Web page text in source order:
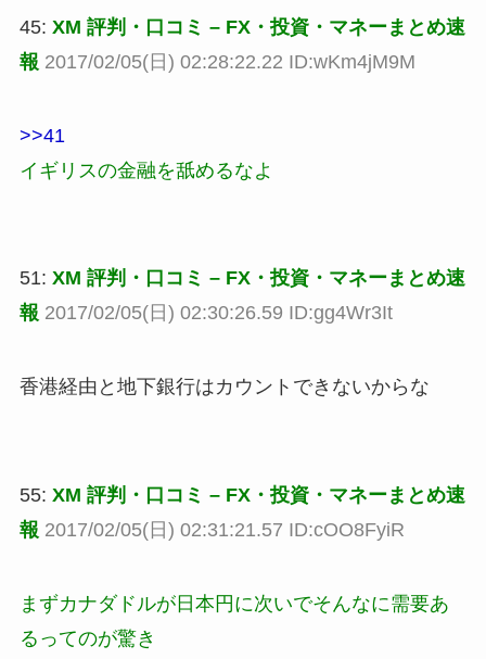
45: XM 評判・口コミ – FX・投資・マネーまとめ速
報 2017/02/05(日) 02:28:22.22 ID:wKm4jM9M
>>41
イギリスの金融を舐めるなよ
51: XM 評判・口コミ – FX・投資・マネーまとめ速
報 2017/02/05(日) 02:30:26.59 ID:gg4Wr3It
香港経由と地下銀行はカウントできないからな
55: XM 評判・口コミ – FX・投資・マネーまとめ速
報 2017/02/05(日) 02:31:21.57 ID:cOO8FyiR
まずカナダドルが日本円に次いでそんなに需要あ
るってのが驚き